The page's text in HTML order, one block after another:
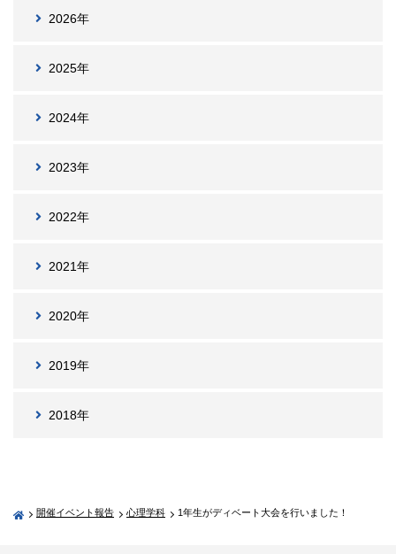
2026年
2025年
2024年
2023年
2022年
2021年
2020年
2019年
2018年
開催イベント報告 心理学科 1年生がディベート大会を行いました！